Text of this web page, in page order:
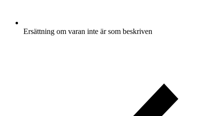
Ersättning om varan inte är som beskriven